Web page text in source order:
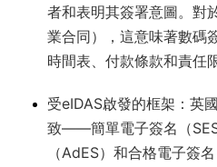
者和表明其簽署意圖。對
業合同），這意味著數碼
時間表、付款條款和責任
受eIDAS啟發的框架 ：英
致——簡單電子簽名（
（AdES）和合格電子簽